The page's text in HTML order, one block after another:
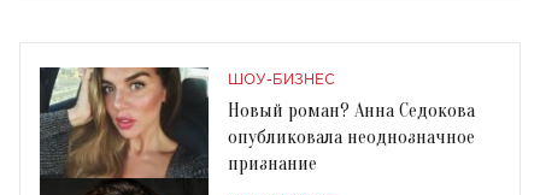
ШОУ-БИЗНЕС
Новый роман? Анна Седокова
опубликовала неоднозначное
признание